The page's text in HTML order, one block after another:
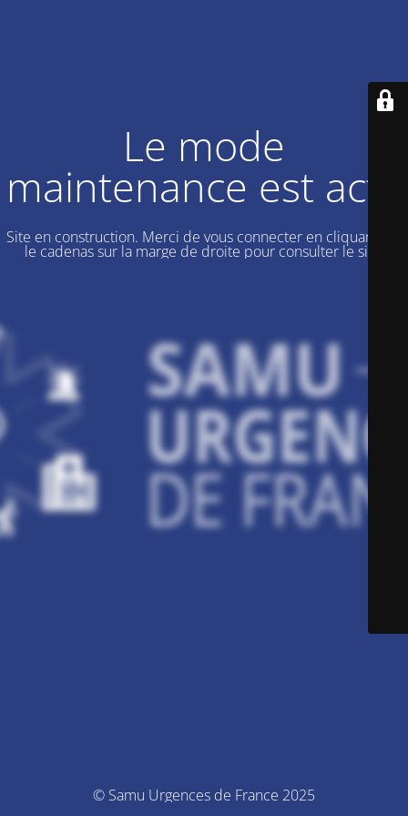
Le mode
maintenance est actif
Site en construction. Merci de vous connecter en cliquant sur
le cadenas sur la marge de droite pour consulter le site.
© Samu Urgences de France 2025